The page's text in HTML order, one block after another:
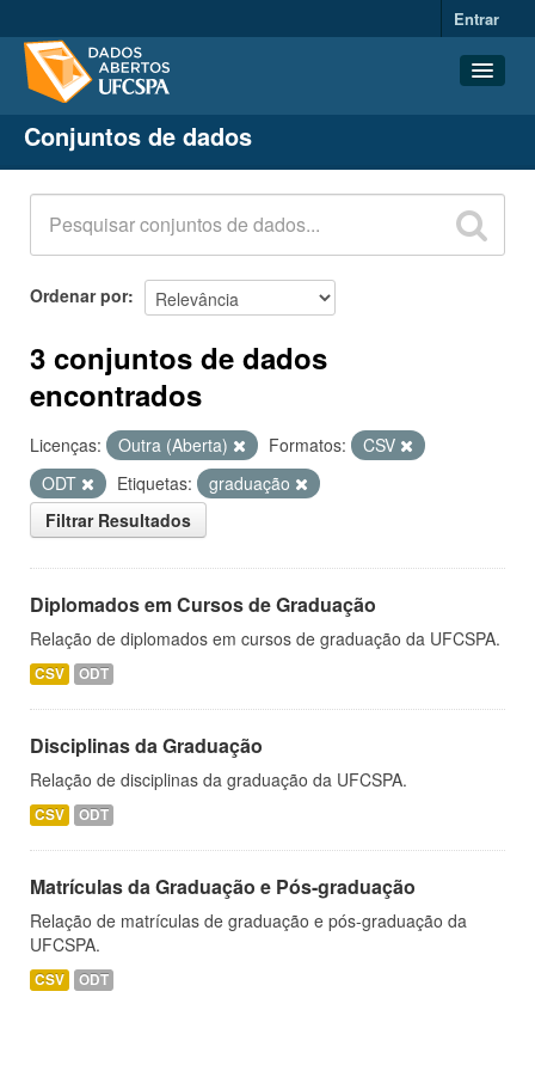
Entrar
Conjuntos de dados
Organizações
Grupos
Sobre
Conjuntos de dados
Ordenar por
3 conjuntos de dados
encontrados
Licenças: Outra (Aberta) Formatos:
CSV
ODT
Etiquetas:
graduação
Filtrar Resultados
Diplomados em Cursos de Graduação
Relação de diplomados em cursos de graduação da UFCSPA.
CSV ODT
Disciplinas da Graduação
Relação de disciplinas da graduação da UFCSPA.
CSV ODT
Matrículas da Graduação e Pós-graduação
Relação de matrículas de graduação e pós-graduação da
UFCSPA.
CSV ODT